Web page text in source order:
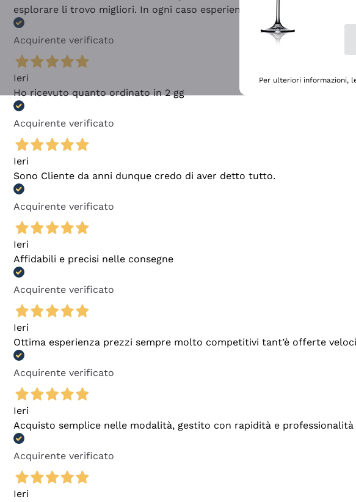
esplorare li trovo migliori. In ogni caso esperienza buona e lo consiglio!
Acquirente verificato
Ieri
Ho ricevuto quanto ordinato in 2 gg
Acquirente verificato
Ieri
Sono Cliente da anni dunque credo di aver detto tutto.
Acquirente verificato
Ieri
Affidabili e precisi nelle consegne
Acquirente verificato
Ieri
Ottima esperienza prezzi sempre molto competitivi tant’è offerte
Acquirente verificato
Ieri
Acquisto semplice nelle modalità, gestito con rapidità e professionalità
Acquirente verificato
Ieri
Per ulteriori informazioni,